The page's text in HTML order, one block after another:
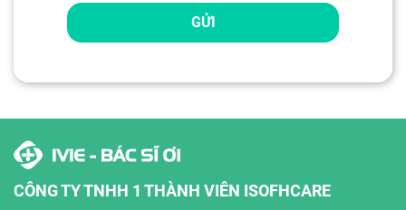
GỬI
CÔNG TY TNHH 1 THÀNH VIÊN ISOFHCARE